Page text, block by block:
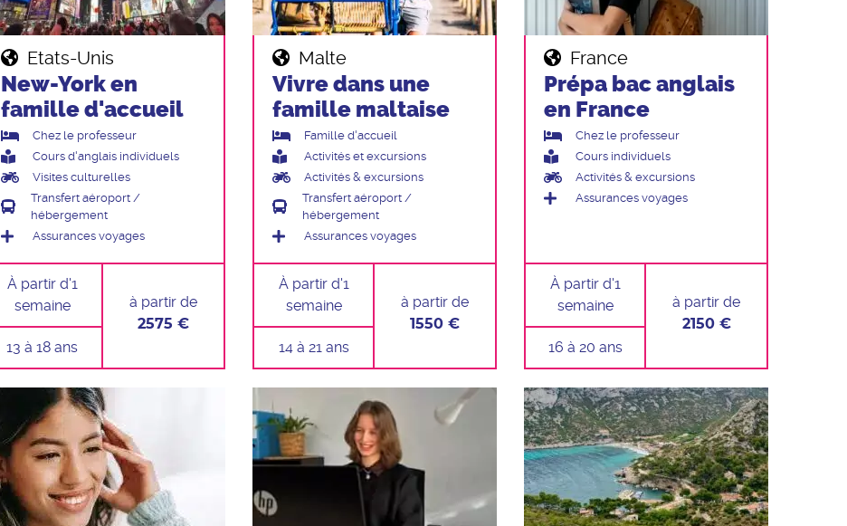
Etats-Unis
New-York en
famille d'accueil
Chez le professeur
Cours d'anglais individuels
Visites culturelles
Transfert aéroport /
hébergement
Assurances voyages
À partir d'1
semaine
13 à 18 ans
à partir de
2575 €
Malte
Vivre dans une
famille maltaise
Famille d'accueil
Activités et excursions
Activités & excursions
Transfert aéroport /
hébergement
Assurances voyages
À partir d'1
semaine
14 à 21 ans
à partir de
1550 €
France
Prépa bac anglais
en France
Chez le professeur
Cours individuels
Activités & excursions
Assurances voyages
À partir d'1
semaine
16 à 20 ans
à partir de
2150 €